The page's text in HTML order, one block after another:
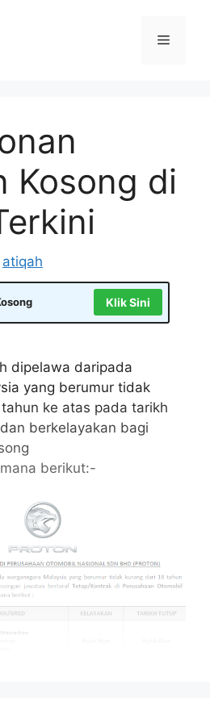
Menu
Kosong di
atiqah
Klik Sini
dipelawa daripada
yang berumur tidak
ke atas pada tarikh
berkelayakan bagi
berikut:-